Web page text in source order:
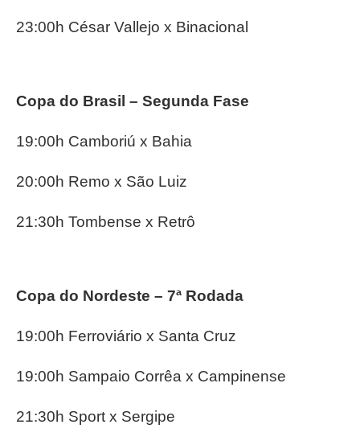
23:00h César Vallejo x Binacional
Copa do Brasil – Segunda Fase
19:00h Camboriú x Bahia
20:00h Remo x São Luiz
21:30h Tombense x Retrô
Copa do Nordeste – 7ª Rodada
19:00h Ferroviário x Santa Cruz
19:00h Sampaio Corrêa x Campinense
21:30h Sport x Sergipe